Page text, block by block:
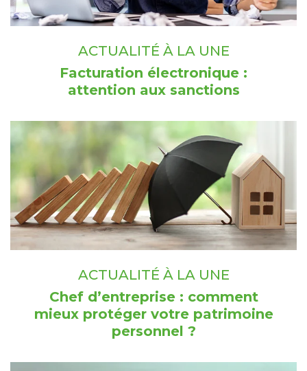
ACTUALITÉ À LA UNE
Facturation électronique :
attention aux sanctions
ACTUALITÉ À LA UNE
Chef d’entreprise : comment
mieux protéger votre patrimoine
personnel ?